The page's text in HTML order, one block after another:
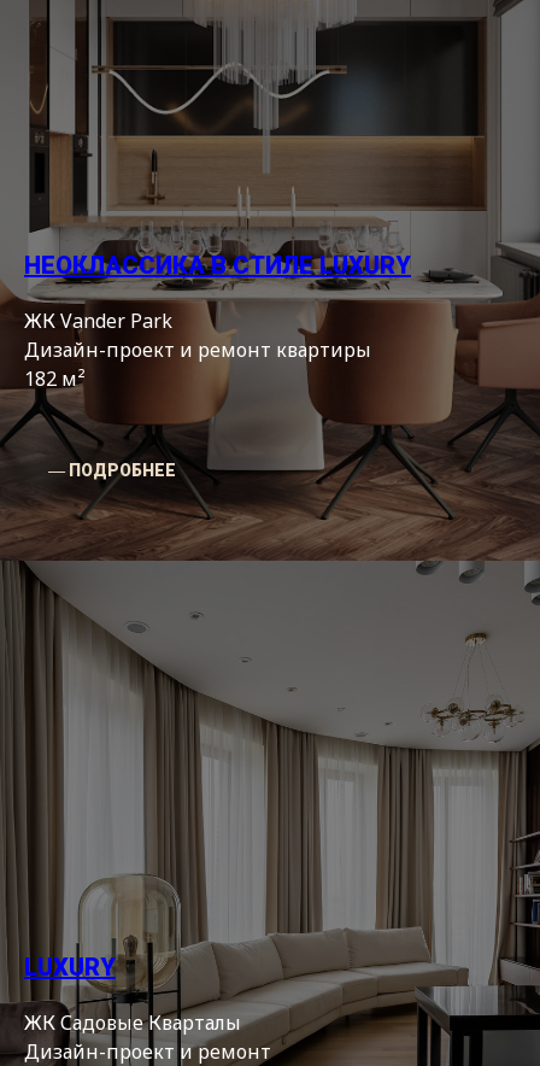
НЕОКЛАССИКА В СТИЛЕ LUXURY
ЖК Vander Park
Дизайн-проект и ремонт квартиры
182 м²
― ПОДРОБНЕЕ
LUXURY
ЖК Садовые Кварталы
Дизайн-проект и ремонт